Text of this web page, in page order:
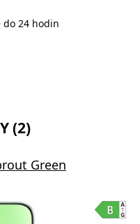
do 24 hodin
(2)
Green